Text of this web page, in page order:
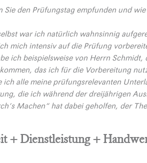
Sie den Prüfungstag empfunden und
war ich natürlich wahnsinnig
mich intensiv auf die Prüfung
ich beispielsweise von Herrn Schmidt,
das ich für die Vorbereitung
ich alle meine prüfungsrelevanten
die ich während der dreijährigen
Machen“ hat dabei geholfen, der
+ Dienstleistung +